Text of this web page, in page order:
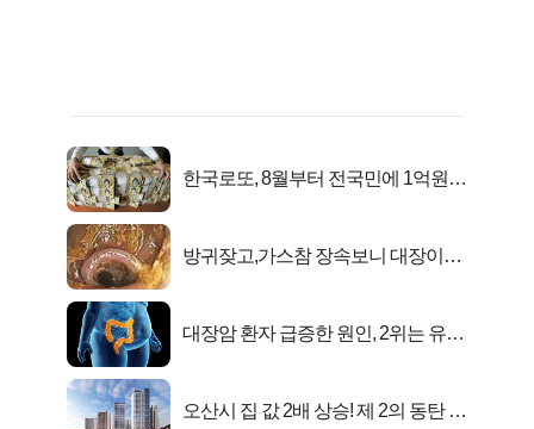
한국로또, 8월부터 전국민에 1억원씩
방귀잦고,가스참 장속보니 대장이아
대장암 환자 급증한 원인, 2위는 유산
오산시 집 값 2배 상승! 제 2의 동탄 신